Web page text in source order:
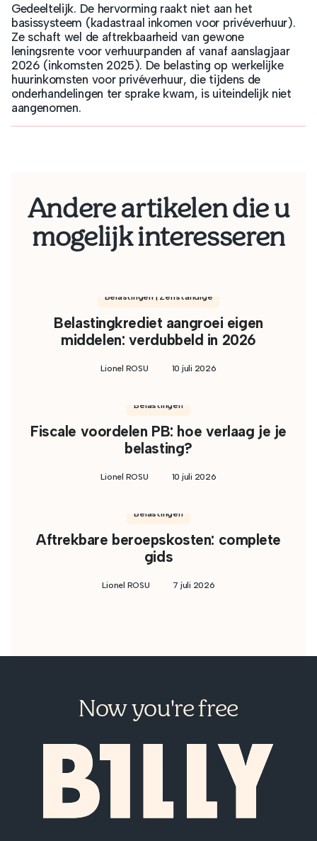
Gedeeltelijk. De hervorming raakt niet aan het
basissysteem (kadastraal inkomen voor privéverhuur).
Ze schaft wel de aftrekbaarheid van gewone
leningsrente voor verhuurpanden af vanaf aanslagjaar
2026 (inkomsten 2025). De belasting op werkelijke
huurinkomsten voor privéverhuur, die tijdens de
onderhandelingen ter sprake kwam, is uiteindelijk niet
aangenomen.
Andere artikelen die u
mogelijk interesseren
Belastingen | Zelfstandige
Belastingkrediet aangroei eigen
middelen: verdubbeld in 2026
Lionel ROSU 10 juli 2026
Belastingen
Fiscale voordelen PB: hoe verlaag je je
belasting?
Lionel ROSU 10 juli 2026
Belastingen
Aftrekbare beroepskosten: complete
gids
Lionel ROSU 7 juli 2026
Now you're free